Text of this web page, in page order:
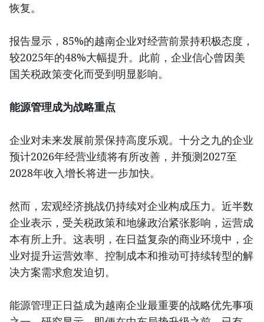
恢复。
报告显示，85%的越南企业对经营前景持积极态度，
较2025年的48%大幅提升。此前，企业信心曾因美
国关税政策变化而受到明显影响。
能源管理成为战略重点
企业对未来发展前景保持高度乐观。十分之九的企业
预计2026年经营业绩将有所改善，并预测2027至
2028年收入增长将进一步加快。
然而，宏观经济挑战仍持续对企业构成压力。近半数
企业表示，受关税政策和地缘政治紧张影响，运营成
本有所上升。这表明，在日益复杂的商业环境中，企
业对提升运营效率、控制成本和推动可持续转型的解
决方案需求愈发迫切。
能源管理正日益成为越南企业最重要的战略优先事项